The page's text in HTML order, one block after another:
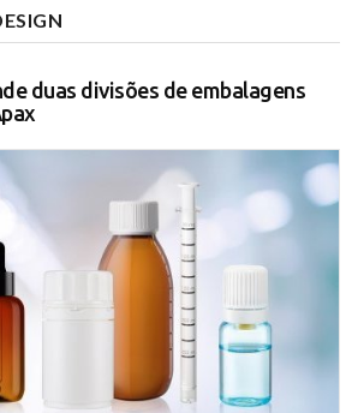
duas divisões de embalagens